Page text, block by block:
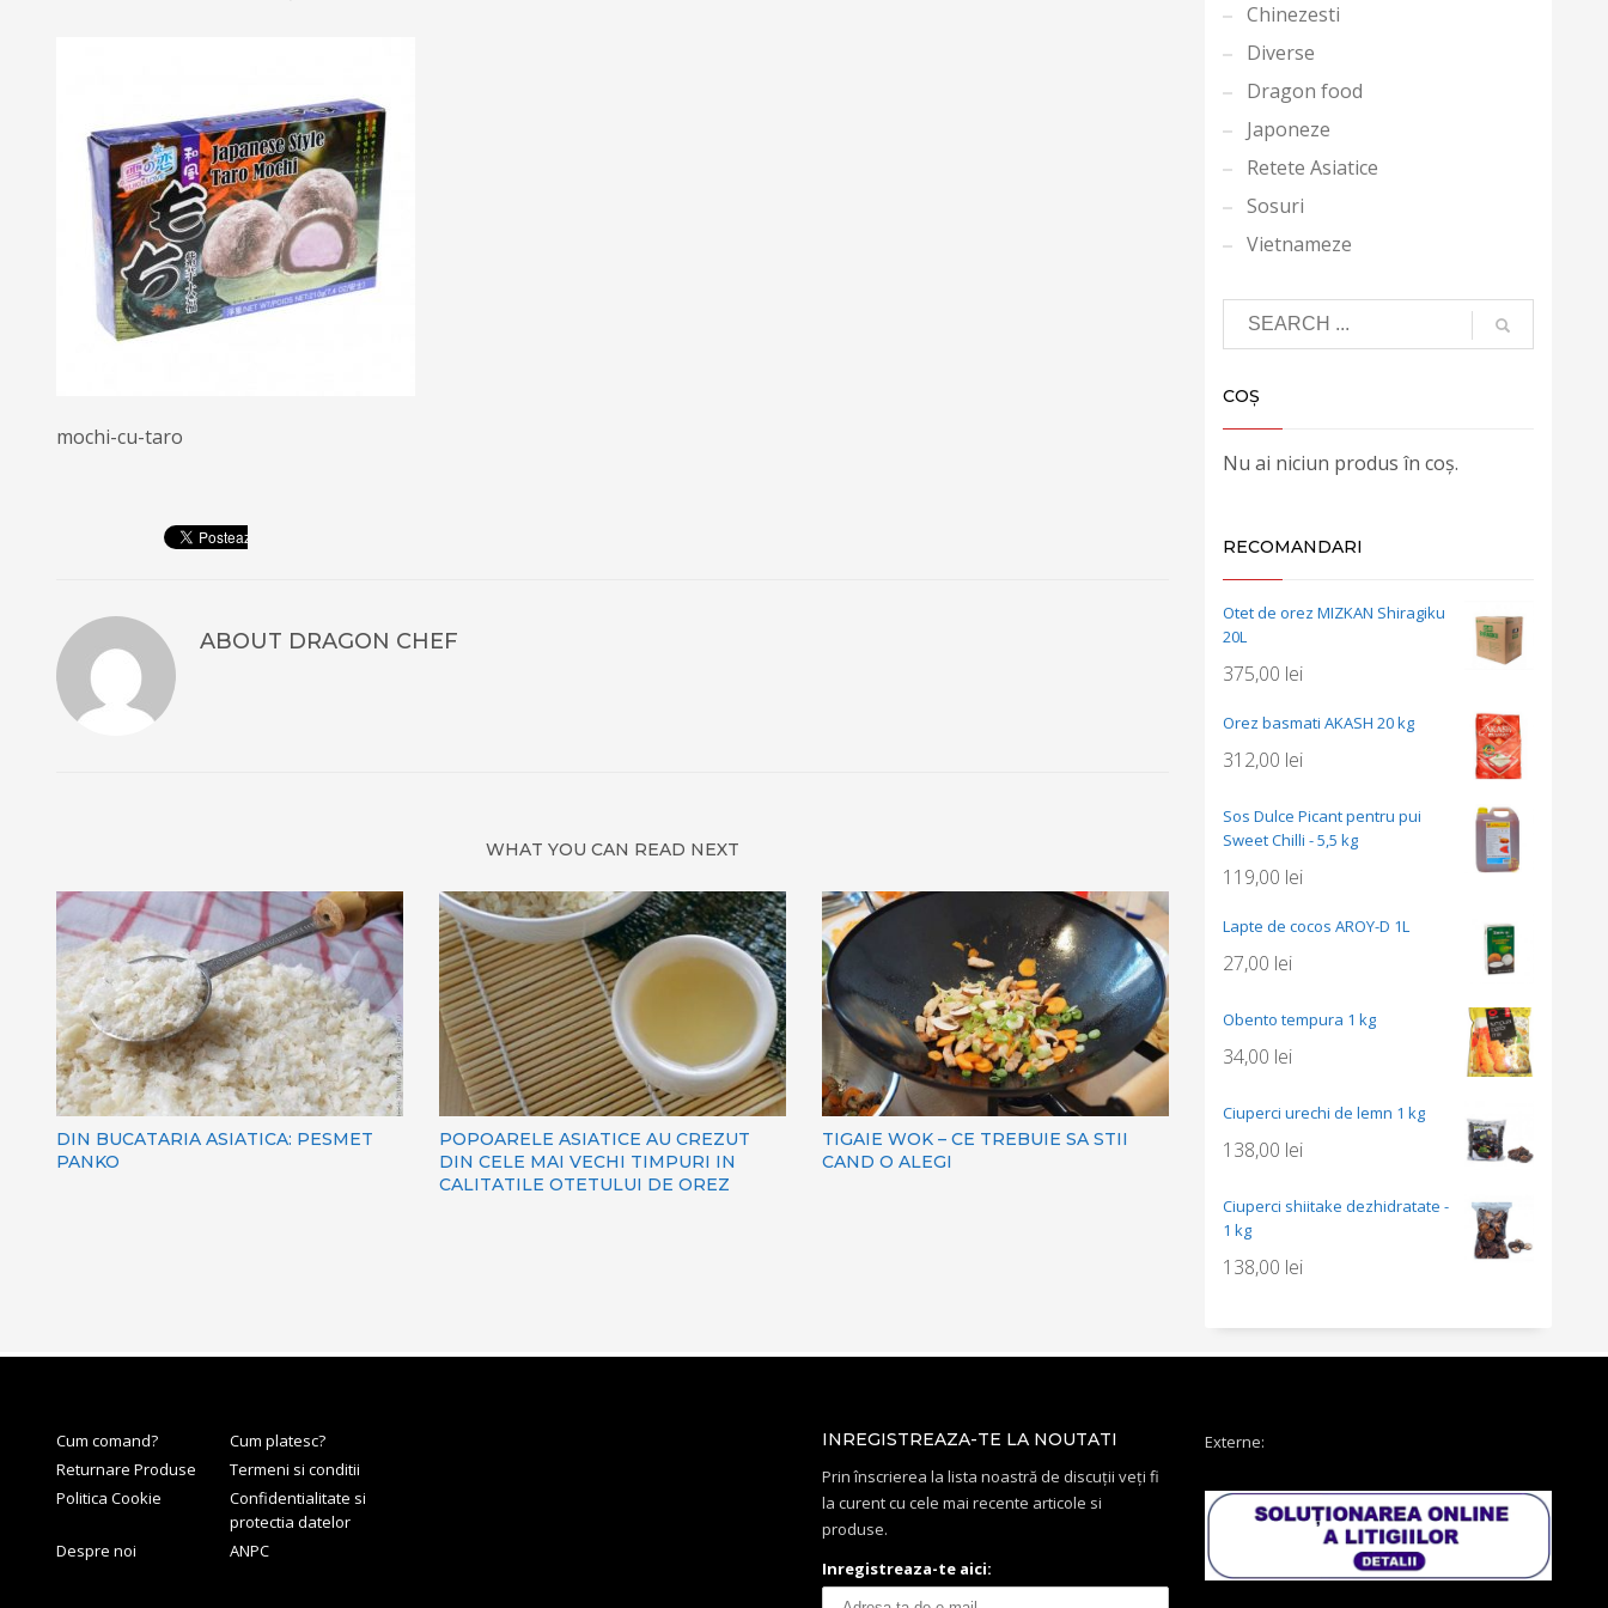
mochi-cu-taro
ABOUT DRAGON CHEF
WHAT YOU CAN READ NEXT
DIN BUCATARIA ASIATICA: PESMET
PANKO
POPOARELE ASIATICE AU CREZUT
DIN CELE MAI VECHI TIMPURI IN
CALITATILE OTETULUI DE OREZ
TIGAIE WOK – CE TREBUIE SA STII
CAND O ALEGI
Chinezesti
Diverse
Dragon food
Japoneze
Retete Asiatice
Sosuri
Vietnameze
COȘ
Nu ai niciun produs în coș.
RECOMANDARI
Otet de orez MIZKAN Shiragiku
20L
375,00 lei
Orez basmati AKASH 20 kg
312,00 lei
Sos Dulce Picant pentru pui
Sweet Chilli - 5,5 kg
119,00 lei
Lapte de cocos AROY-D 1L
27,00 lei
Obento tempura 1 kg
34,00 lei
Ciuperci urechi de lemn 1 kg
138,00 lei
Ciuperci shiitake dezhidratate -
1 kg
138,00 lei
Cum comand?
Cum platesc?
Returnare Produse
Termeni si conditii
Politica Cookie
Confidentialitate si
protectia datelor
Despre noi
ANPC
INREGISTREAZA-TE LA NOUTATI
Prin înscrierea la lista noastră de discuții veți fi
la curent cu cele mai recente articole si
produse.
Inregistreaza-te aici:
Externe: